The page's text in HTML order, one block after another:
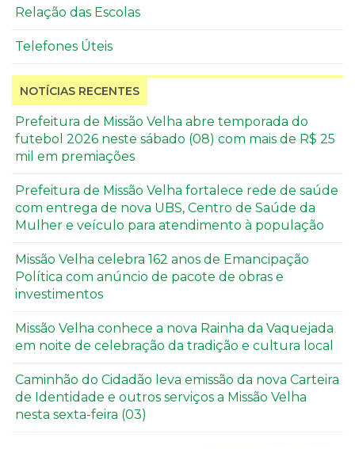
Relação das Escolas
Telefones Úteis
NOTÍCIAS RECENTES
Prefeitura de Missão Velha abre temporada do
futebol 2026 neste sábado (08) com mais de R$ 25
mil em premiações
Prefeitura de Missão Velha fortalece rede de saúde
com entrega de nova UBS, Centro de Saúde da
Mulher e veículo para atendimento à população
Missão Velha celebra 162 anos de Emancipação
Política com anúncio de pacote de obras e
investimentos
Missão Velha conhece a nova Rainha da Vaquejada
em noite de celebração da tradição e cultura local
Caminhão do Cidadão leva emissão da nova Carteira
de Identidade e outros serviços a Missão Velha
nesta sexta-feira (03)